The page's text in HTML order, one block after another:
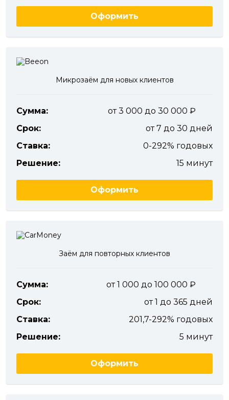
Оформить
Микрозаём для новых клиентов
Сумма:
от 3 000 до 30 000
Срок:
от 7 до 30 дней
Ставка:
0-292% годовых
Решение:
15 минут
Оформить
Заём для повторных клиентов
Сумма:
от 1 000 до 100 000
Срок:
от 1 до 365 дней
Ставка:
201,7-292% годовых
Решение:
5 минут
Оформить